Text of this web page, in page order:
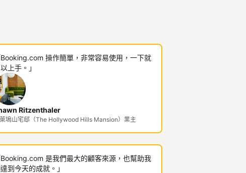
Booking.com 操作簡單，非常容易使用，一下就
上手。」
Ritzenthaler
塢山宅邸（The Hollywood Hills Mansion）業主
Booking.com 是我們最大的顧客來源，也幫助我
到今天的成就。」